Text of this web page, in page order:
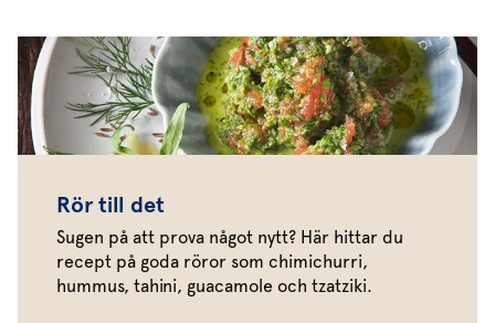
Rör till det
Sugen på att prova något nytt? Här hittar du
recept på goda röror som chimichurri,
hummus, tahini, guacamole och tzatziki.